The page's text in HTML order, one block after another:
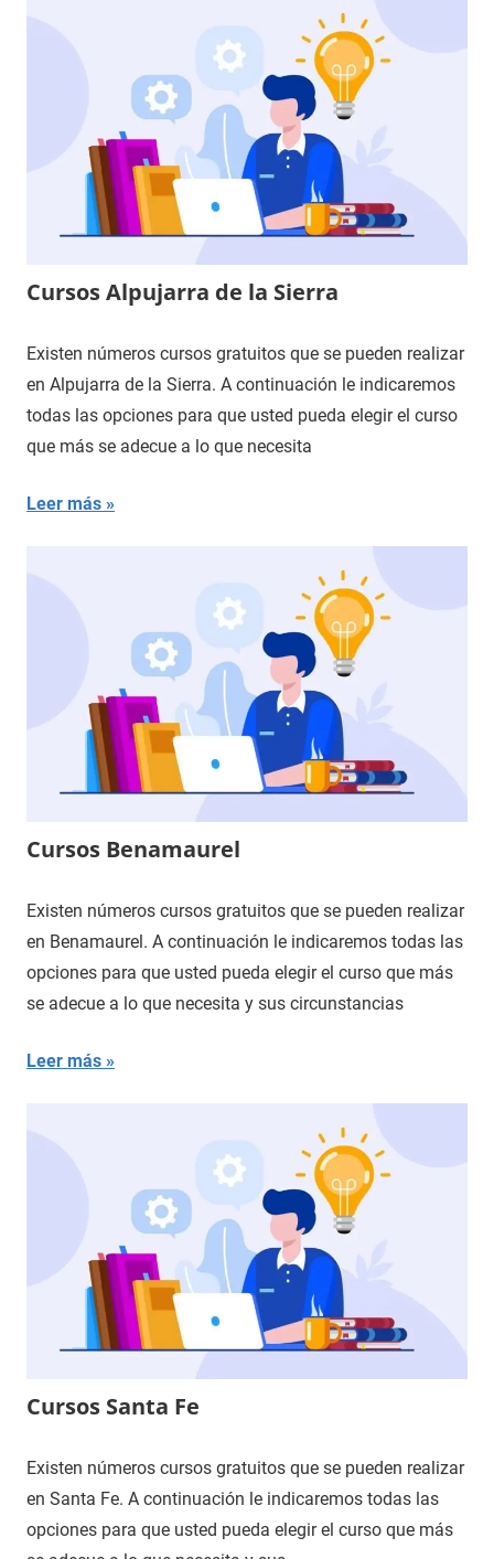
Cursos Alpujarra de la Sierra
Existen números cursos gratuitos que se pueden realizar
en Alpujarra de la Sierra. A continuación le indicaremos
todas las opciones para que usted pueda elegir el curso
que más se adecue a lo que necesita
Leer más
Cursos Benamaurel
Existen números cursos gratuitos que se pueden realizar
en Benamaurel. A continuación le indicaremos todas las
opciones para que usted pueda elegir el curso que más
se adecue a lo que necesita y sus circunstancias
Leer más
Cursos Santa Fe
Existen números cursos gratuitos que se pueden realizar
en Santa Fe. A continuación le indicaremos todas las
opciones para que usted pueda elegir el curso que más